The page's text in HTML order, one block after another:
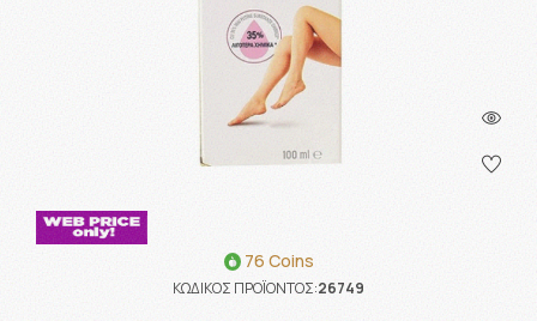
76 Coins
ΚΩΔΙΚΟΣ ΠΡΟΪΟΝΤΟΣ:26749